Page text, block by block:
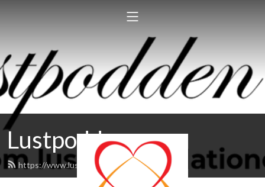
Lustpodden
https://www.lustpodden.se/feed.xml